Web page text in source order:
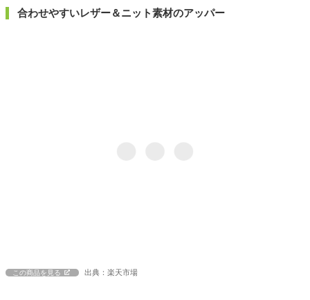
合わせやすいレザー＆ニット素材のアッパー
この商品を見る 出典：楽天市場